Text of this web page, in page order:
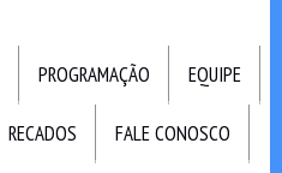
PROGRAMAÇÃO EQUIPE
RECADOS FALE CONOSCO